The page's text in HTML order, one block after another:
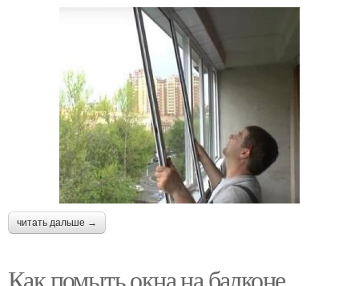
читать дальше →
Как помыть окна на балконе.